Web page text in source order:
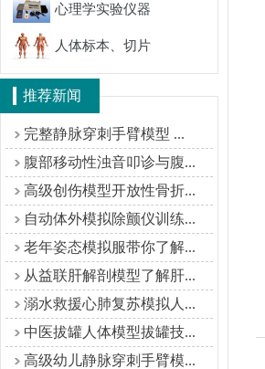
心理学实验仪器
人体标本、切片
推荐新闻
完整静脉穿刺手臂模型 ...
腹部移动性浊音叩诊与腹...
高级创伤模型开放性骨折...
自动体外模拟除颤仪训练...
老年姿态模拟服带你了解...
从益联肝解剖模型了解肝...
溺水救援心肺复苏模拟人...
中医拔罐人体模型拔罐技...
高级幼儿静脉穿刺手臂模...